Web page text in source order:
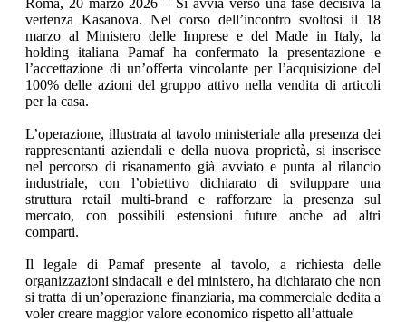
vertenza Kasanova. Nel corso dell’incontro svoltosi il 18
marzo al Ministero delle Imprese e del Made in Italy, la
holding italiana Pamaf ha confermato la presentazione e
l’accettazione di un’offerta vincolante per l’acquisizione del
100% delle azioni del gruppo attivo nella vendita di articoli
per la casa.
L’operazione, illustrata al tavolo ministeriale alla presenza dei
rappresentanti aziendali e della nuova proprietà, si inserisce
nel percorso di risanamento già avviato e punta al rilancio
industriale, con l’obiettivo dichiarato di sviluppare una
struttura retail multi-brand e rafforzare la presenza sul
mercato, con possibili estensioni future anche ad altri
comparti.
Il legale di Pamaf presente al tavolo, a richiesta delle
organizzazioni sindacali e del ministero, ha dichiarato che non
si tratta di un’operazione finanziaria, ma commerciale dedita a
voler creare maggior valore economico rispetto all’attuale